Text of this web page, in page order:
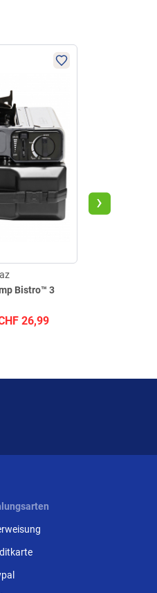
Bistro™ 3
26,99
›